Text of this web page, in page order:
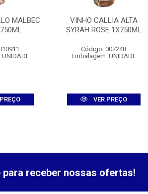
MALBEC
VINHO CALLIA ALTA
SYRAH ROSE 1X750ML
Código: 007248
Embalagem: UNIDADE
VER PREÇO
receber nossas ofertas!